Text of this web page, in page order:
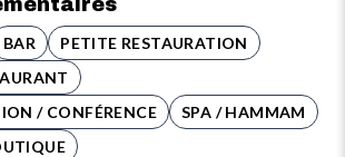
BAR
PETITE RESTAURATION
/ CONFÉRENCE
SPA / HAMMAM